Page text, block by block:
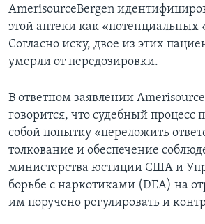
AmerisourceBergen
этой аптеки как «потенциальных
Согласно иску, двое из этих
умерли от передозировки.
В ответном заявлении
говорится, что судебный процесс
собой попытку «переложить
толкование и обеспечение
министерства юстиции США и
борьбе с наркотиками (DEA) на
им поручено регулировать и